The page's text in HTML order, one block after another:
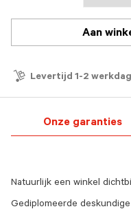
Aan
Levertijd 1-2
Onze garanties
Natuurlijk een winkel
Gediplomeerde